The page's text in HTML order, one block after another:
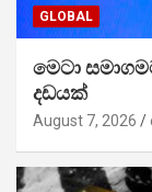
GLOBAL
මෙටා
දඩයක්
August 7, 2026